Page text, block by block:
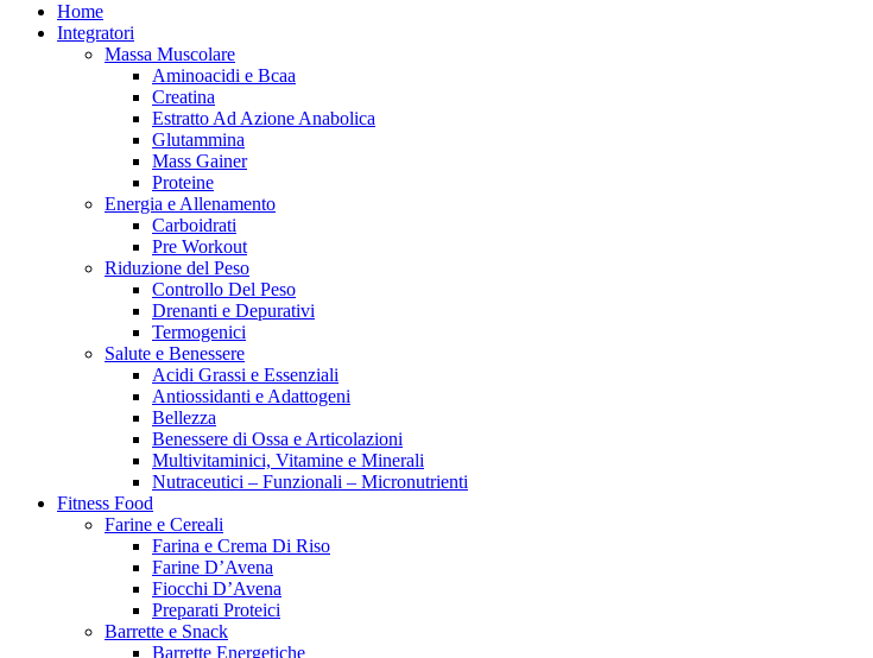
Home
Integratori
Massa Muscolare
Aminoacidi e Bcaa
Creatina
Estratto Ad Azione Anabolica
Glutammina
Mass Gainer
Proteine
Energia e Allenamento
Carboidrati
Pre Workout
Riduzione del Peso
Controllo Del Peso
Drenanti e Depurativi
Termogenici
Salute e Benessere
Acidi Grassi e Essenziali
Antiossidanti e Adattogeni
Bellezza
Benessere di Ossa e Articolazioni
Multivitaminici, Vitamine e Minerali
Nutraceutici – Funzionali – Micronutrienti
Fitness Food
Farine e Cereali
Farina e Crema Di Riso
Farine D’Avena
Fiocchi D’Avena
Preparati Proteici
Barrette e Snack
Barrette Energetiche